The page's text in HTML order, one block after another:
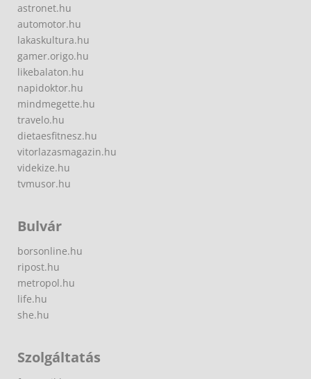
astronet.hu
automotor.hu
lakaskultura.hu
gamer.origo.hu
likebalaton.hu
napidoktor.hu
mindmegette.hu
travelo.hu
dietaesfitnesz.hu
vitorlazasmagazin.hu
videkize.hu
tvmusor.hu
Bulvár
borsonline.hu
ripost.hu
metropol.hu
life.hu
she.hu
Szolgáltatás